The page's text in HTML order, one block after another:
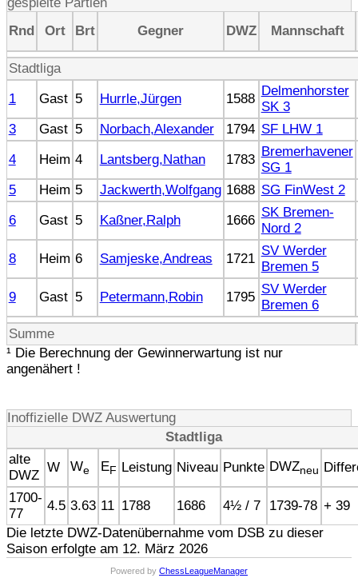
Rnd
Ort Brt Gegner DWZ Mannschaft
Stadtliga
1
Gast 5 Hurrle,Jürgen 1588
Delmenhorster
SK 3
3
Gast 5 Norbach,Alexander 1794 SF LHW 1
4
Heim 4 Lantsberg,Nathan 1783
Bremerhavener
SG 1
5
Heim 5 Jackwerth,Wolfgang 1688 SG FinWest 2
6
Gast 5 Kaßner,Ralph 1666
SK Bremen-
Nord 2
8 Heim 6 Samjeske,Andreas 1721
SV Werder
Bremen 5
9 Gast 5 Petermann,Robin 1795
SV Werder
Bremen 6
Summe
¹ Die Berechnung der Gewinnerwartung ist nur
angenähert !
Inoffizielle DWZ Auswertung
Stadtliga
alte
DWZ
W We EF Leistung Niveau Punkte DWZneu
1700-
77
4.5 3.63 11 1788 1686 4½ / 7 1739-78 + 39
Die letzte DWZ-Datenübernahme vom DSB zu dieser
Saison erfolgte am 12. März 2026
Powered by ChessLeagueManager